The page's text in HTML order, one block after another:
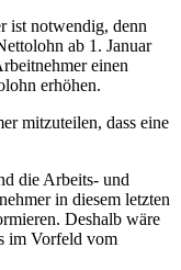
ist notwendig, denn
ab 1. Januar
einen
erhöhen.
mitzuteilen, dass eine
die Arbeits- und
in diesem letzten
Deshalb wäre
im Vorfeld vom